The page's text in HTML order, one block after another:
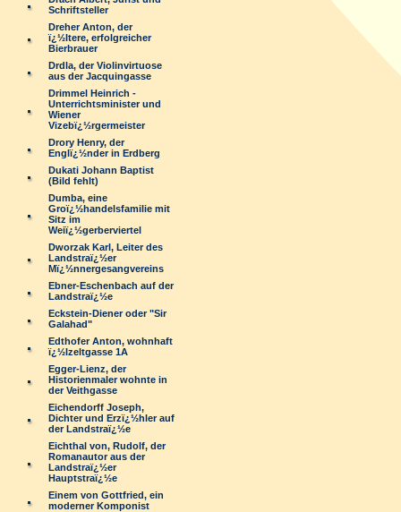
Schriftsteller
Dreher Anton, der
ï¿½ltere, erfolgreicher
Bierbrauer
Drdla, der Violinvirtuose
aus der Jacquingasse
Drimmel Heinrich -
Unterrichtsminister und
Wiener
Vizebï¿½rgermeister
Drory Henry, der
Englï¿½nder in Erdberg
Dukati Johann Baptist
(Bild fehlt)
Dumba, eine
Groï¿½handelsfamilie mit
Sitz im
Weiï¿½gerberviertel
Dworzak Karl, Leiter des
Landstraï¿½er
Mï¿½nnergesangvereins
Ebner-Eschenbach auf der
Landstraï¿½e
Eckstein-Diener oder "Sir
Galahad"
Edthofer Anton, wohnhaft
ï¿½lzeltgasse 1A
Egger-Lienz, der
Historienmaler wohnte in
der Veithgasse
Eichendorff Joseph,
Dichter und Erzï¿½hler auf
der Landstraï¿½e
Eichthal von, Rudolf, der
Romanautor aus der
Landstraï¿½er
Hauptstraï¿½e
Einem von Gottfried, ein
moderner Komponist